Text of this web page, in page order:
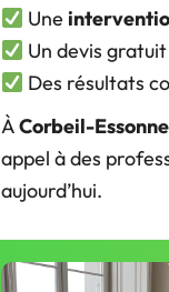
Une
Un devis
Des résultats
ÀCorbeil-
appel à des
aujourd’hui.